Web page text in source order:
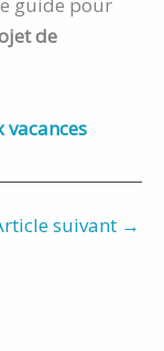
guide pour
de
vacances
suivant →